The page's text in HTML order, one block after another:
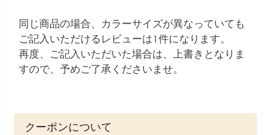
同じ商品の場合、カラーサイズが異なっていても
ご記入いただけるレビューは1件になります。
再度、ご記入いただいた場合は、上書きとなりま
すので、予めご了承くださいませ。
クーポンについて